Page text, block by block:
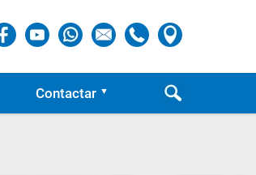
Contactar